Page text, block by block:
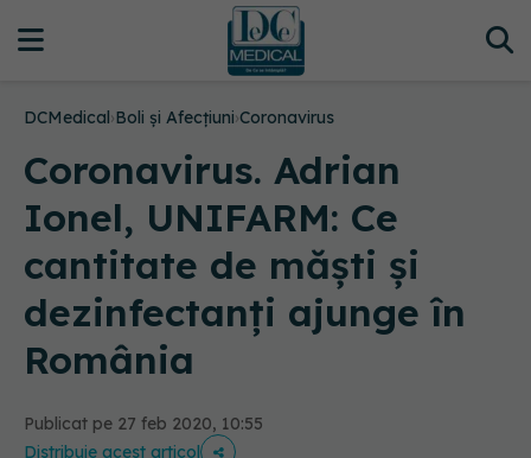
DCMedical›Boli și Afecțiuni›Coronavirus
Coronavirus. Adrian
Ionel, UNIFARM: Ce
cantitate de măşti şi
dezinfectanţi ajunge în
România
Publicat pe 27 feb 2020, 10:55
Distribuie acest articol